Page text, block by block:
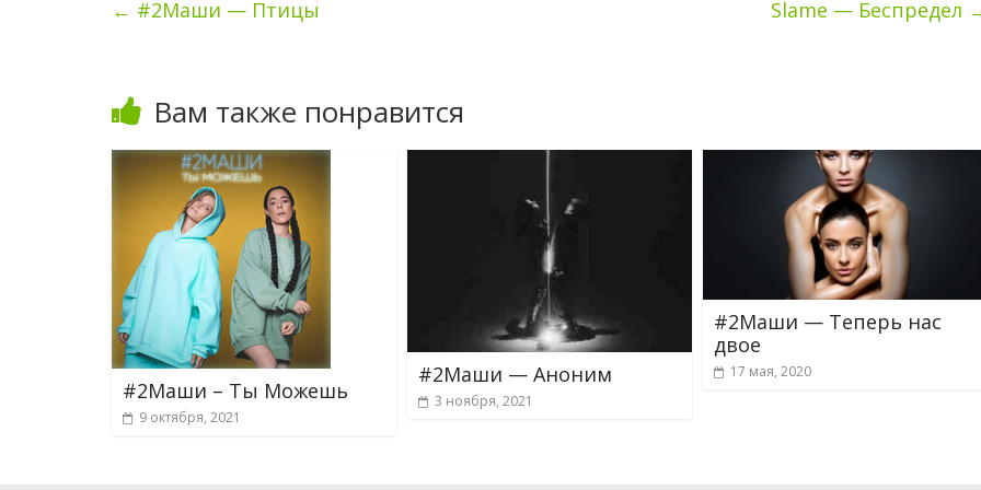
← #2Маши — Птицы Slame — Беспредел
Вам также понравится
#2Маши – Ты Можешь
9 октября, 2021
#2Маши — Аноним
3 ноября, 2021
#2Маши — Теперь нас
двое
17 мая, 2020